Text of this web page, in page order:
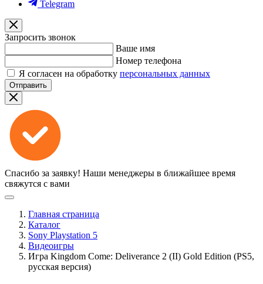
Telegram
Запросить звонок
Ваше имя
Номер телефона
Я согласен на обработку персональных данных
Отправить
Спасибо за заявку! Наши менеджеры в ближайшее время
свяжутся с вами
Главная страница
Каталог
Sony Playstation 5
Видеоигры
Игра Kingdom Come: Deliverance 2 (II) Gold Edition (PS5,
русская версия)